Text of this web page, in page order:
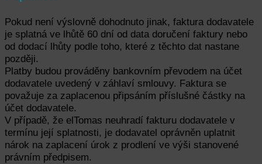
Pokud není výslovně dohodnuto jinak, faktura dodavatele
je splatná ve lhůtě 60 dní od data doručení faktury nebo
od dodací lhůty podle toho, které z těchto dat nastane
později.
Platby budou prováděny bankovním převodem na účet
dodavatele uvedený v záhlaví smlouvy. Faktura se
považuje za zaplacenou připsáním příslušné částky na
účet dodavatele.
V případě, že elTomas neuhradí fakturu dodavatele v
termínu její splatnosti, je dodavatel oprávněn uplatnit
nárok na zaplacení úrok z prodlení ve výši stanovené
právním předpisem.